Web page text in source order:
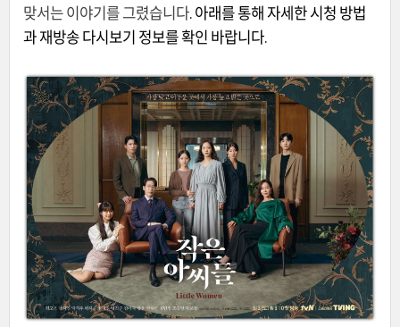
맞서는 이야기를 그렸습니다. 아래를 통해 자세한 시청 방법
과 재방송 다시보기 정보를 확인 바랍니다.